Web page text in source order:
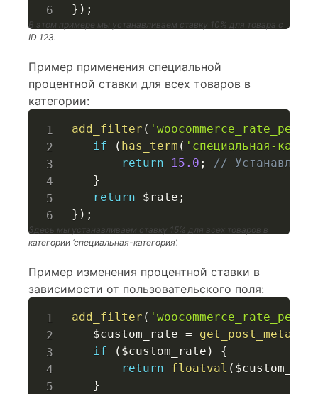
} ) ;
В этом примере мы устанавливаем ставку 10% для товара с
ID 123.
Пример применения специальной
процентной ставки для всех товаров в
категории:
add_filter (
if
( has_term ( 'специальная-
return
15.0 ;
//
}
return
$rate ;
} ) ;
Здесь мы устанавливаем ставку 15% для всех товаров в
категории ‘специальная-категория’.
Пример изменения процентной ставки в
зависимости от пользовательского поля:
add_filter (
$custom_rate = get_post_meta
if
( $custom_rate )
{
return
floatval (
}